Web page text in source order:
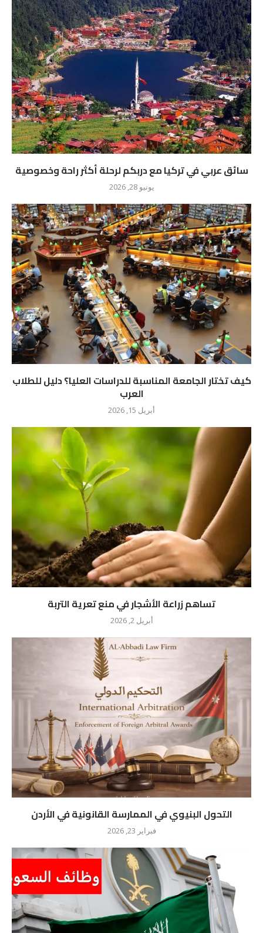
سائق عربي في تركيا مع دربكم لرحلة أكثر راحة وخصوصية
يونيو 28, 2026
كيف تختار الجامعة المناسبة للدراسات العليا؟ دليل للطلاب
العرب
أبريل 15, 2026
تساهم زراعة الأشجار في منع تعرية التربة
أبريل 2, 2026
التحول البنيوي في الممارسة القانونية في الأردن
فبراير 23, 2026